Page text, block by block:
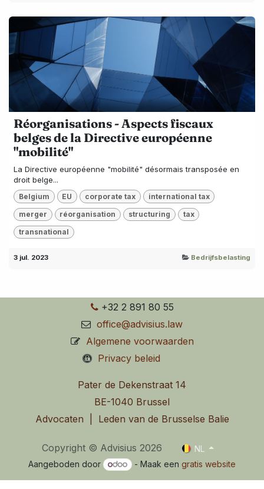
Réorganisations - Aspects fiscaux
belges de la Directive européenne
"mobilité"
La Directive européenne "mobilité" désormais transposée en
droit belge...
Belgium EU corporate tax international tax
merger réorganisation structuring tax
transnational
3 jul. 2023 Bedrijfsbelasting
+32 2 891 80 55
office@advisius.law
Algemene voorwaarden
Privacy beleid
Pater de Dekenstraat 14
BE-1040 Brussel
Advocaten | Leden van de Brusselse Balie
Copyright © Advisius 2026
NL
Aangeboden door
- Maak een gratis website